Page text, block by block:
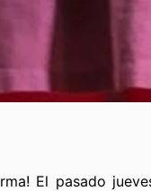
El pasado